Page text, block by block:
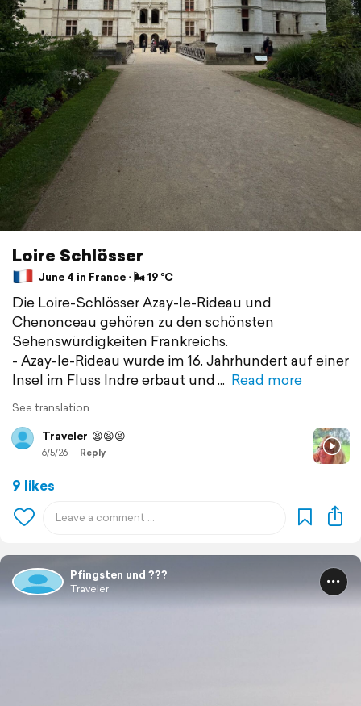
Loire Schlösser
June 4 in France ⋅ 🌬 19 °C
Die Loire-Schlösser Azay-le-Rideau und
Chenonceau gehören zu den schönsten
Sehenswürdigkeiten Frankreichs.
- Azay-le-Rideau wurde im 16. Jahrhundert auf einer
Insel im Fluss Indre erbaut und
Read more
See translation
Traveler 😫😫😫
6/5/26 Reply
9 likes
Pfingsten und ???
Traveler